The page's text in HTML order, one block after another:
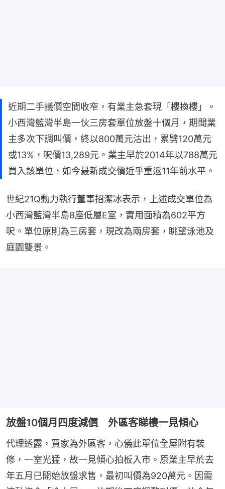
近期二手議價空間收窄，有業主急套現「樓換樓」。
小西灣藍灣半島一伙三房套單位放盤十個月，期間業
主多次下調叫價，終以800萬元沽出，累劈120萬元
或13%，呎價13,289元。業主早於2014年以788萬元
買入該單位，如今最新成交價近乎重返11年前水平。
世紀21Q動力執行董事招潔冰表示，上述成交單位為
小西灣藍灣半島8座低層E室，實用面積為602平方
呎。單位原則為三房套，現改為兩房套，眺望泳池及
庭園雙景。
放盤10個月四度減價 外區客睇樓一見傾心
代理透露，買家為外區客，心儀此單位全屋附有裝
修，一室光猛，故一見傾心拍板入市。原業主早於去
年五月已開始放盤求售，最初叫價為920萬元。因需